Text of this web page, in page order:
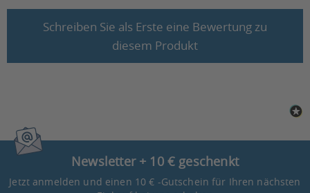
Wendekreisradius (in
120
Gesamthöhe (in cm):
90
Sitzhöhe (in cm):
49
Sitztiefe (in cm):
43
Schreiben Sie als Erste eine Bewertung zu
diesem Produkt
Newsletter + 10 € geschenkt
Jetzt anmelden und einen 10 € -Gutschein für Ihren nächsten